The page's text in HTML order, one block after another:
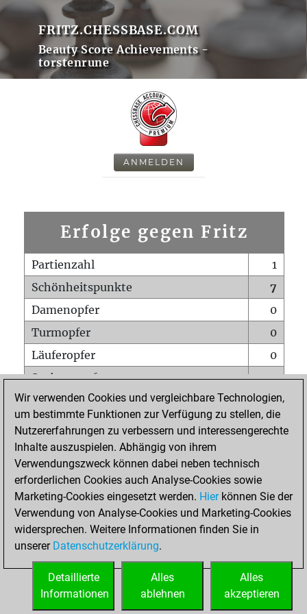
FRITZ.CHESSBASE.COM
Beauty Score Achievements -
torstenrune
ANMELDEN
Erfolge gegen Fritz
Partienzahl
1
Schönheitspunkte
7
Damenopfer
0
Turmopfer
0
Läuferopfer
0
Springeropfer
0
Bauernopfer
0
Matt auf vollem Brett
0
Bauer setzt Matt
Erstickte Matts
Unterverwandlungen
0
Türme auf der siebten
0
STARTSEITE
Wir verwenden Cookies und vergleichbare Technologien,
um bestimmte Funktionen zur Verfügung zu stellen, die
Nutzererfahrungen zu verbessern und interessengerechte
Inhalte auszuspielen. Abhängig von ihrem
Verwendungszweck können dabei neben technisch
erforderlichen Cookies auch Analyse-Cookies sowie
Marketing-Cookies eingesetzt werden. Hierkönnen Sie der
Verwendung von Analyse-Cookies und Marketing-Cookies
widersprechen. Weitere Informationen finden Sie in
unserer Datenschutzerklärung.
Alles
akzeptieren
Alles
ablehnen
Detaillierte
Informationen